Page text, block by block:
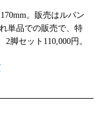
。販売はルパン
単品での販売で、特
脚セット110,000円。